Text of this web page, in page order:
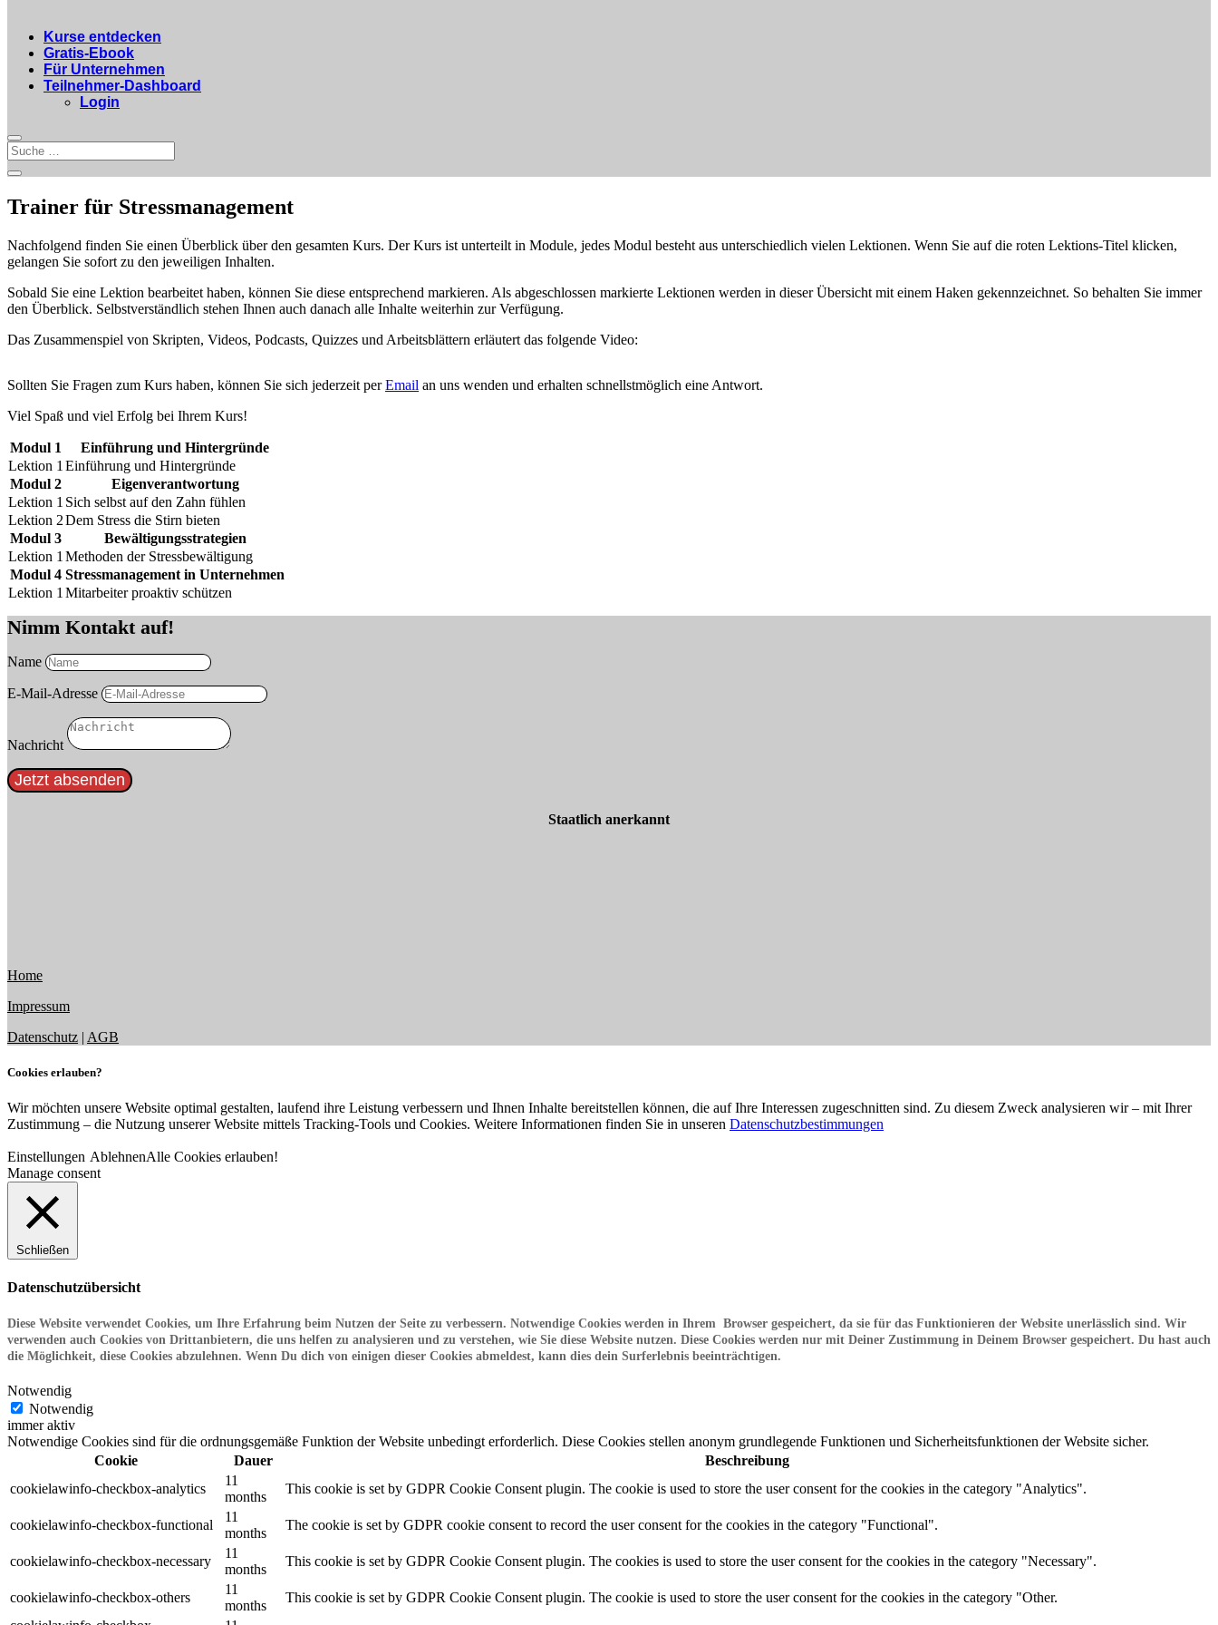
Kurse entdecken
Gratis-Ebook
Für Unternehmen
Teilnehmer-Dashboard
Login
Trainer für Stressmanagement
Nachfolgend finden Sie einen Überblick über den gesamten Kurs. Der Kurs ist unterteilt in Module, jedes Modul besteht aus unterschiedlich vielen Lektionen. Wenn Sie auf die roten Lektions-Titel klicken,
gelangen Sie sofort zu den jeweiligen Inhalten.
Sobald Sie eine Lektion bearbeitet haben, können Sie diese entsprechend markieren. Als abgeschlossen markierte Lektionen werden in dieser Übersicht mit einem Haken gekennzeichnet. So behalten Sie immer
den Überblick. Selbstverständlich stehen Ihnen auch danach alle Inhalte weiterhin zur Verfügung.
Das Zusammenspiel von Skripten, Videos, Podcasts, Quizzes und Arbeitsblättern erläutert das folgende Video:
Sollten Sie Fragen zum Kurs haben, können Sie sich jederzeit perEmail an uns wenden und erhalten schnellstmöglich eine Antwort.
Viel Spaß und viel Erfolg bei Ihrem Kurs!
Modul 1
Einführung und Hintergründe
Lektion 1 Einführung und Hintergründe
Modul 2
Eigenverantwortung
Lektion 1 Sich selbst auf den Zahn fühlen
Lektion 2Dem Stress die Stirn bieten
Modul 3
Bewältigungsstrategien
Lektion 1 Methoden der Stressbewältigung
Modul 4 Stressmanagement in Unternehmen
Lektion 1 Mitarbeiter proaktiv schützen
Nimm Kontakt auf!
Name
E-Mail-Adresse
Nachricht
Jetzt absenden
Staatlich anerkannt
Home
Impressum
Datenschutz | AGB
Cookies erlauben?
Wir möchten unsere Website optimal gestalten, laufend ihre Leistung verbessern und Ihnen Inhalte bereitstellen können, die auf Ihre Interessen zugeschnitten sind. Zu diesem Zweck analysieren wir – mit Ihrer
Zustimmung – die Nutzung unserer Website mittels Tracking-Tools und Cookies. Weitere Informationen finden Sie in unseren Datenschutzbestimmungen
Einstellungen AblehnenAlle Cookies erlauben!
Manage consent
Schließen
Datenschutzübersicht
Diese Website verwendet Cookies, um Ihre Erfahrung beim Nutzen der Seite zu verbessern. Notwendige Cookies werden in Ihrem Browser gespeichert, da sie für das Funktionieren der Website unerlässlich sind. Wir
verwenden auch Cookies von Drittanbietern, die uns helfen zu analysieren und zu verstehen, wie Sie diese Website nutzen. Diese Cookies werden nur mit Deiner Zustimmung in Deinem Browser gespeichert. Du hast auch
die Möglichkeit, diese Cookies abzulehnen. Wenn Du dich von einigen dieser Cookies abmeldest, kann dies dein Surferlebnis beeinträchtigen.
Notwendig
Notwendig
immer aktiv
Notwendige Cookies sind für die ordnungsgemäße Funktion der Website unbedingt erforderlich. Diese Cookies stellen anonym grundlegende Funktionen und Sicherheitsfunktionen der Website sicher.
Cookie
Dauer
Beschreibung
cookielawinfo-checkbox-analytics
11
months
This cookie is set by GDPR Cookie Consent plugin. The cookie is used to store the user consent for the cookies in the category "Analytics".
cookielawinfo-checkbox-functional
11
months
The cookie is set by GDPR cookie consent to record the user consent for the cookies in the category "Functional".
cookielawinfo-checkbox-necessary
11
months
This cookie is set by GDPR Cookie Consent plugin. The cookies is used to store the user consent for the cookies in the category "Necessary".
cookielawinfo-checkbox-others
11
months
This cookie is set by GDPR Cookie Consent plugin. The cookie is used to store the user consent for the cookies in the category "Other.